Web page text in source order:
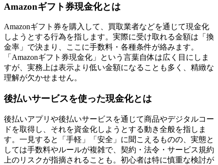
Amazonギフト券現金化とは
Amazonギフト券を購入して、買取業者などを通じて現金化
しようとする行為を指します。実際に受け取れる金額は「換
金率」で決まり、ここに手数料・各種条件が絡みます。
「Amazonギフト券現金化」という言葉自体は広く目にしま
すが、実務上は表示より低い金額になることも多く、精緻な
理解が欠かせません。
後払いサービスを使った現金化とは
後払いアプリや後払いサービスを通じて商品やデジタルコー
ドを取得し、それを資金化しようとする動き全般を指しま
す。一見すると「手軽」「安全」に聞こえるものの、実態と
しては手数料やルールが複雑で、契約・法令・サービス規約
上のリスクが指摘されることも。初心者は特に慎重な検討が